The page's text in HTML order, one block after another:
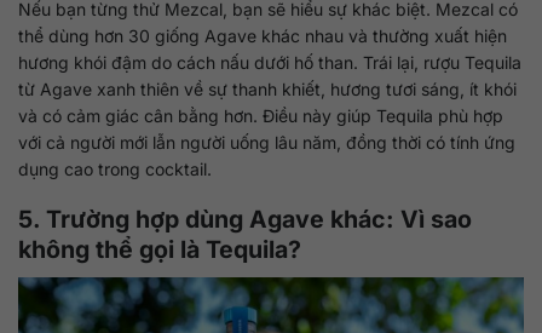
Nếu bạn từng thử Mezcal, bạn sẽ hiểu sự khác biệt. Mezcal có
thể dùng hơn 30 giống Agave khác nhau và thường xuất hiện
hương khói đậm do cách nấu dưới hố than. Trái lại, rượu Tequila
từ Agave xanh thiên về sự thanh khiết, hương tươi sáng, ít khói
và có cảm giác cân bằng hơn. Điều này giúp Tequila phù hợp
với cả người mới lẫn người uống lâu năm, đồng thời có tính ứng
dụng cao trong cocktail.
5. Trường hợp dùng Agave khác: Vì sao
không thể gọi là Tequila?